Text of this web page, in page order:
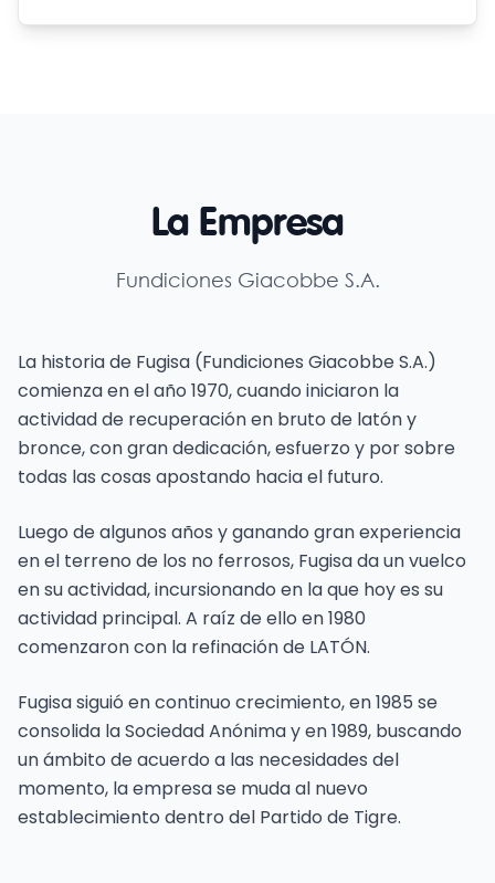
La Empresa
Fundiciones Giacobbe S.A.
La historia de Fugisa (Fundiciones Giacobbe S.A.)
comienza en el año 1970, cuando iniciaron la
actividad de recuperación en bruto de latón y
bronce, con gran dedicación, esfuerzo y por sobre
todas las cosas apostando hacia el futuro.
Luego de algunos años y ganando gran experiencia
en el terreno de los no ferrosos, Fugisa da un vuelco
en su actividad, incursionando en la que hoy es su
actividad principal. A raíz de ello en 1980
comenzaron con la refinación de LATÓN.
Fugisa siguió en continuo crecimiento, en 1985 se
consolida la Sociedad Anónima y en 1989, buscando
un ámbito de acuerdo a las necesidades del
momento, la empresa se muda al nuevo
establecimiento dentro del Partido de Tigre.